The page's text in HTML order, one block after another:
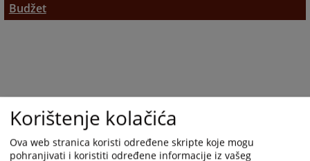
Budžet
Korištenje kolačića
Ova web stranica koristi određene skripte koje mogu
pohranjivati i koristiti određene informacije iz vašeg